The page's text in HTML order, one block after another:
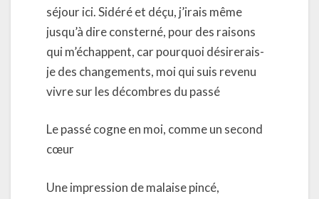
séjour ici. Sidéré et déçu, j’irais même
jusqu’à dire consterné, pour des raisons
qui m’échappent, car pourquoi désirerais-
je des changements, moi qui suis revenu
vivre sur les décombres du passé
Le passé cogne en moi, comme un second
cœur
Une impression de malaise pincé,